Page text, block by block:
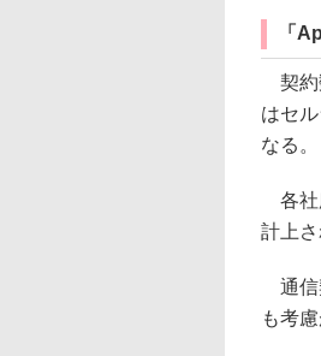
「
契約
はセ
なる。
各社
計上さ
通信
も考